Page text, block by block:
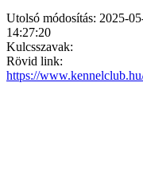
Utolsó módosítás: 2025-
14:27:20
Kulcsszavak:
Rövid link:
https://